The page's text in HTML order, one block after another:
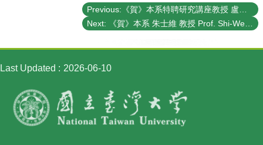
Last Updated 2026-06-10